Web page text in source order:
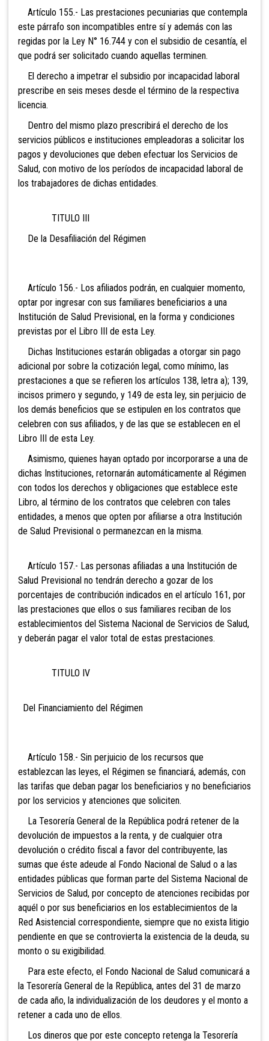
Artículo 155.- Las prestaciones pecuniarias que contempla
este párrafo son incompatibles entre sí y además con las
regidas por la Ley N° 16.744 y con el subsidio de cesantía, el
que podrá ser solicitado cuando aquellas terminen.
El derecho a impetrar el subsidio por incapacidad laboral
prescribe en seis meses desde el término de la respectiva
licencia.
Dentro del mismo plazo prescribirá el derecho de los
servicios públicos e instituciones empleadoras a solicitar los
pagos y devoluciones que deben efectuar los Servicios de
Salud, con motivo de los períodos de incapacidad laboral de
los trabajadores de dichas entidades.
TITULO III
De la Desafiliación del Régimen
Artículo 156.- Los afiliados podrán, en cualquier momento,
optar por ingresar con sus familiares beneficiarios a una
Institución de Salud Previsional, en la forma y condiciones
previstas por el Libro III de esta Ley.
Dichas Instituciones estarán obligadas a otorgar sin pago
adicional por sobre la cotización legal, como mínimo, las
prestaciones a que se refieren los artículos 138, letra a); 139,
incisos primero y segundo, y 149 de esta ley, sin perjuicio de
los demás beneficios que se estipulen en los contratos que
celebren con sus afiliados, y de las que se establecen en el
Libro III de esta Ley.
Asimismo, quienes hayan optado por incorporarse a una de
dichas Instituciones, retornarán automáticamente al Régimen
con todos los derechos y obligaciones que establece este
Libro, al término de los contratos que celebren con tales
entidades, a menos que opten por afiliarse a otra Institución
de Salud Previsional o permanezcan en la misma.
Artículo 157.- Las personas afiliadas a una Institución de
Salud Previsional no tendrán derecho a gozar de los
porcentajes de contribución indicados en el artículo 161, por
las prestaciones que ellos o sus familiares reciban de los
establecimientos del Sistema Nacional de Servicios de Salud,
y deberán pagar el valor total de estas prestaciones.
TITULO IV
Del Financiamiento del Régimen
Artículo 158.- Sin perjuicio de los recursos que
establezcan las leyes, el Régimen se financiará, además, con
las tarifas que deban pagar los beneficiarios y no beneficiarios
por los servicios y atenciones que soliciten.
La Tesorería General de la República podrá retener de la
devolución de impuestos a la renta, y de cualquier otra
devolución o crédito fiscal a favor del contribuyente, las
sumas que éste adeude al Fondo Nacional de Salud o a las
entidades públicas que forman parte del Sistema Nacional de
Servicios de Salud, por concepto de atenciones recibidas por
aquél o por sus beneficiarios en los establecimientos de la
Red Asistencial correspondiente, siempre que no exista litigio
pendiente en que se controvierta la existencia de la deuda, su
monto o su exigibilidad.
Para este efecto, el Fondo Nacional de Salud comunicará a
la Tesorería General de la República, antes del 31 de marzo
de cada año, la individualización de los deudores y el monto a
retener a cada uno de ellos.
Los dineros que por este concepto retenga la Tesorería